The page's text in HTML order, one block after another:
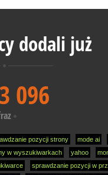
dodali już
096
pozycji strony
mode ai
w wyszukiwarkach yahoo
sprawdzanie pozycji w